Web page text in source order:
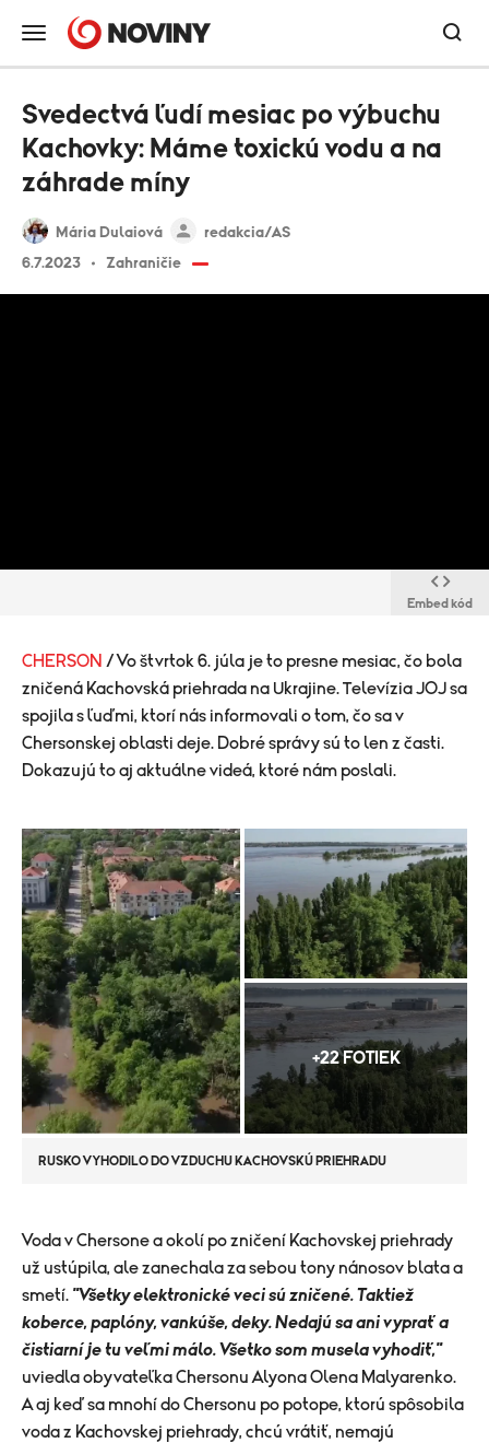
Mária Dulaiová
redakcia/AS
6.7.2023
Zahraničie
Svedectvá ľudí mesiac po výbuchu
Kachovky: Máme toxickú vodu a na
záhrade míny
Embed kód
CHERSON / Vo štvrtok 6. júla je to presne mesiac, čo bola
zničená Kachovská priehrada na Ukrajine. Televízia JOJ sa
spojila s ľuďmi, ktorí nás informovali o tom, čo sa v
Chersonskej oblasti deje. Dobré správy sú to len z časti.
Dokazujú to aj aktuálne videá, ktoré nám poslali.
+22 FOTIEK
RUSKO VYHODILO DO VZDUCHU KACHOVSKÚ PRIEHRADU
​Voda v Chersone a okolí po zničení Kachovskej priehrady
už ustúpila, ale zanechala za sebou tony nánosov blata a
smetí. "Všetky elektronické veci sú zničené. Taktiež
koberce, paplóny, vankúše, deky. Nedajú sa ani vyprať a
čistiarní je tu veľmi málo. Všetko som musela vyhodiť,"
uviedla obyvateľka Chersonu Alyona Olena Malyarenko.
A aj keď sa mnohí do Chersonu po potope, ktorú spôsobila
voda z Kachovskej priehrady, chcú vrátiť, nemajú